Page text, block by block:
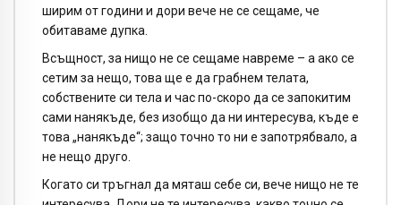
ширим от години и дори вече не се сещаме, че
обитаваме дупка.
Всъщност, за нищо не се сещаме навреме – а ако се
сетим за нещо, това ще е да грабнем телата,
собствените си тела и час по-скоро да се запокитим
сами нанякъде, без изобщо да ни интересува, къде е
това „нанякъде“; защо точно то ни е запотрябвало, а
не нещо друго.
Когато си тръгнал да мяташ себе си, вече нищо не те